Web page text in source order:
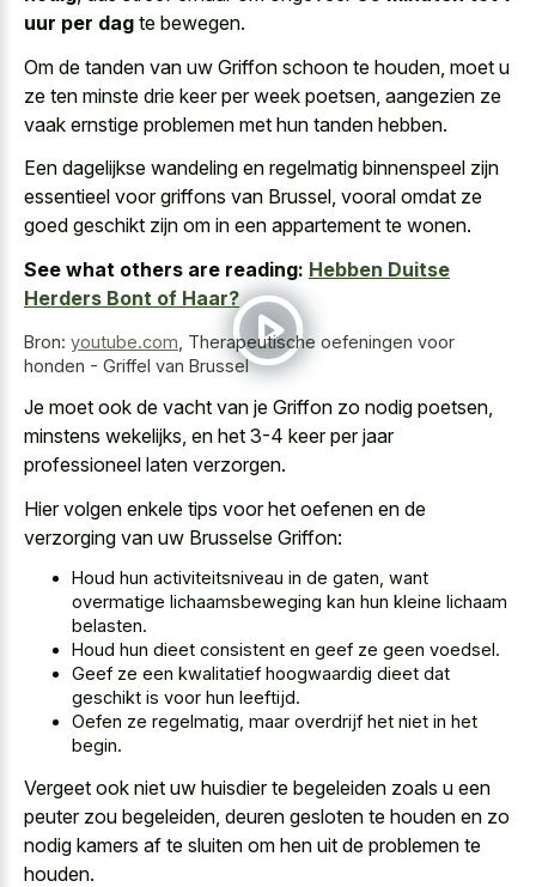
uur per dag te bewegen.
Om de tanden van uw Griffon schoon te houden, moet u
ze ten minste drie keer per week poetsen, aangezien ze
vaak ernstige problemen met hun tanden hebben.
Een dagelijkse wandeling en regelmatig binnenspeel zijn
essentieel voor griffons van Brussel, vooral omdat ze
goed geschikt zijn om in een appartement te wonen.
See what others are reading: Hebben Duitse
Herders Bont of Haar?
Bron: youtube.com Therapeutische oefeningen voor
honden - Griffel van Brussel
Je moet ook de vacht van je Griffon zo nodig poetsen,
minstens wekelijks, en het 3-4 keer per jaar
professioneel laten verzorgen.
Hier volgen enkele tips voor het oefenen en de
verzorging van uw Brusselse Griffon:
Houd hun activiteitsniveau in de gaten, want
overmatige lichaamsbeweging kan hun kleine lichaam
belasten.
Houd hun dieet consistent en geef ze geen voedsel.
Geef ze een kwalitatief hoogwaardig dieet dat
geschikt is voor hun leeftijd.
Oefen ze regelmatig, maar overdrijf het niet in het
begin.
Vergeet ook niet uw huisdier te begeleiden zoals u een
peuter zou begeleiden, deuren gesloten te houden en zo
nodig kamers af te sluiten om hen uit de problemen te
houden.